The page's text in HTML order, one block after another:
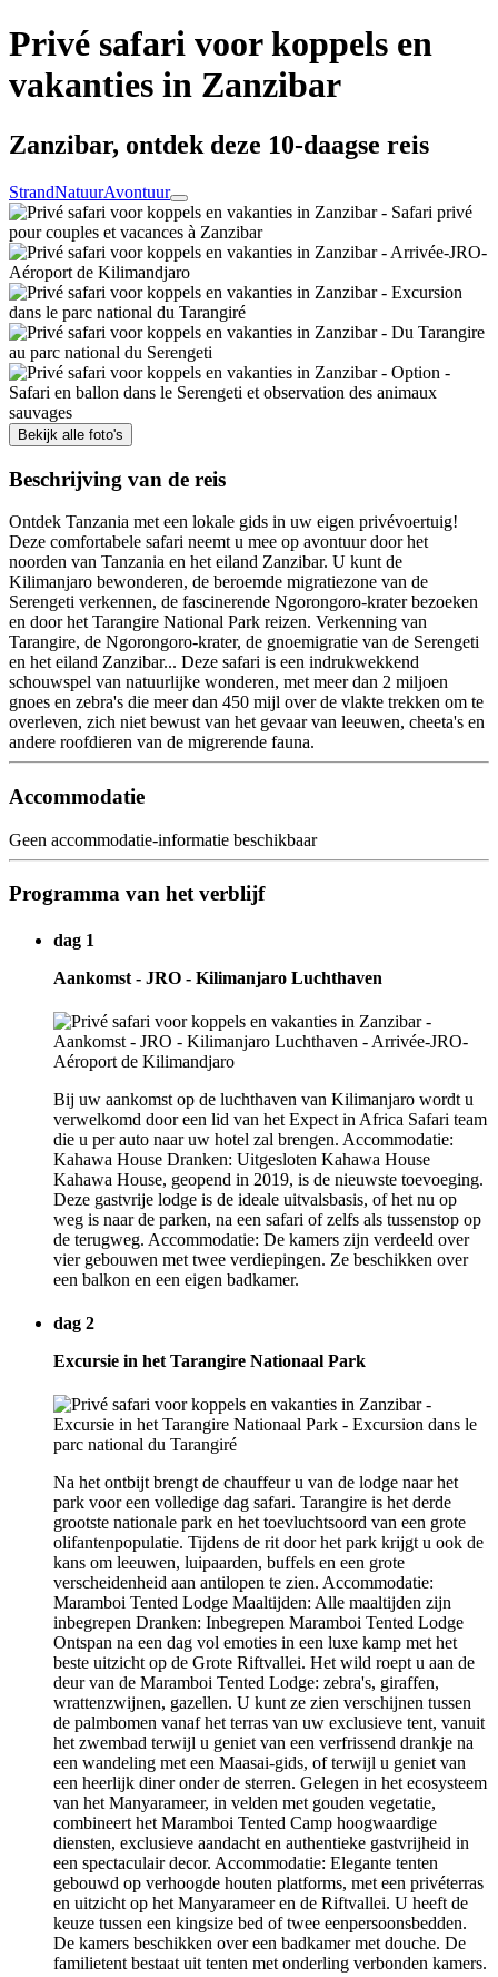
Privé safari voor koppels en
vakanties in Zanzibar
Zanzibar, ontdek deze 10-daagse reis
StrandNatuurAvontuur
Bekijk alle foto's
Beschrijving van de reis
Ontdek Tanzania met een lokale gids in uw eigen privévoertuig!
Deze comfortabele safari neemt u mee op avontuur door het
noorden van Tanzania en het eiland Zanzibar. U kunt de
Kilimanjaro bewonderen, de beroemde migratiezone van de
Serengeti verkennen, de fascinerende Ngorongoro-krater bezoeken
en door het Tarangire National Park reizen. Verkenning van
Tarangire, de Ngorongoro-krater, de gnoemigratie van de Serengeti
en het eiland Zanzibar... Deze safari is een indrukwekkend
schouwspel van natuurlijke wonderen, met meer dan 2 miljoen
gnoes en zebra's die meer dan 450 mijl over de vlakte trekken om te
overleven, zich niet bewust van het gevaar van leeuwen, cheeta's en
andere roofdieren van de migrerende fauna.
Accommodatie
Geen accommodatie-informatie beschikbaar
Programma van het verblijf
dag 1
Aankomst - JRO - Kilimanjaro Luchthaven
Bij uw aankomst op de luchthaven van Kilimanjaro wordt u
verwelkomd door een lid van het Expect in Africa Safari team
die u per auto naar uw hotel zal brengen. Accommodatie:
Kahawa House Dranken: Uitgesloten Kahawa House
Kahawa House, geopend in 2019, is de nieuwste toevoeging.
Deze gastvrije lodge is de ideale uitvalsbasis, of het nu op
weg is naar de parken, na een safari of zelfs als tussenstop op
de terugweg. Accommodatie: De kamers zijn verdeeld over
vier gebouwen met twee verdiepingen. Ze beschikken over
een balkon en een eigen badkamer.
dag 2
Excursie in het Tarangire Nationaal Park
Na het ontbijt brengt de chauffeur u van de lodge naar het
park voor een volledige dag safari. Tarangire is het derde
grootste nationale park en het toevluchtsoord van een grote
olifantenpopulatie. Tijdens de rit door het park krijgt u ook de
kans om leeuwen, luipaarden, buffels en een grote
verscheidenheid aan antilopen te zien. Accommodatie:
Maramboi Tented Lodge Maaltijden: Alle maaltijden zijn
inbegrepen Dranken: Inbegrepen Maramboi Tented Lodge
Ontspan na een dag vol emoties in een luxe kamp met het
beste uitzicht op de Grote Riftvallei. Het wild roept u aan de
deur van de Maramboi Tented Lodge: zebra's, giraffen,
wrattenzwijnen, gazellen. U kunt ze zien verschijnen tussen
de palmbomen vanaf het terras van uw exclusieve tent, vanuit
het zwembad terwijl u geniet van een verfrissend drankje na
een wandeling met een Maasai-gids, of terwijl u geniet van
een heerlijk diner onder de sterren. Gelegen in het ecosysteem
van het Manyarameer, in velden met gouden vegetatie,
combineert het Maramboi Tented Camp hoogwaardige
diensten, exclusieve aandacht en authentieke gastvrijheid in
een spectaculair decor. Accommodatie: Elegante tenten
gebouwd op verhoogde houten platforms, met een privéterras
en uitzicht op het Manyarameer en de Riftvallei. U heeft de
keuze tussen een kingsize bed of twee eenpersoonsbedden.
De kamers beschikken over een badkamer met douche. De
familietent bestaat uit tenten met onderling verbonden kamers.